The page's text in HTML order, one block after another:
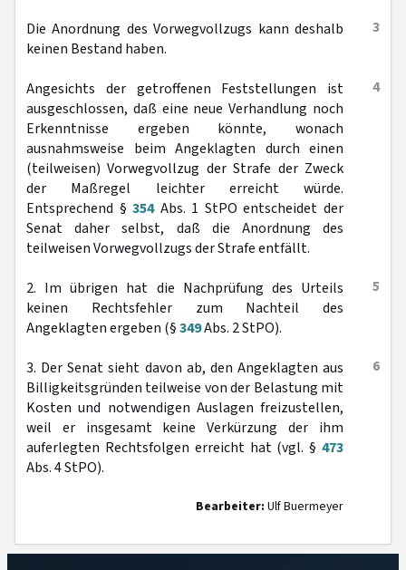
3
Die Anordnung des Vorwegvollzugs kann deshalb
keinen Bestand haben.
4
Angesichts der getroffenen Feststellungen ist
ausgeschlossen, daß eine neue Verhandlung noch
Erkenntnisse ergeben könnte, wonach
ausnahmsweise beim Angeklagten durch einen
(teilweisen) Vorwegvollzug der Strafe der Zweck
der Maßregel leichter erreicht würde.
Entsprechend §354Abs. 1 StPO entscheidet der
Senat daher selbst, daß die Anordnung des
teilweisen Vorwegvollzugs der Strafe entfällt.
5
2. Im übrigen hat die Nachprüfung des Urteils
keinen Rechtsfehler zum Nachteil des
Angeklagten ergeben (§349Abs. 2 StPO).
6
3. Der Senat sieht davon ab, den Angeklagten aus
Billigkeitsgründen teilweise von der Belastung mit
Kosten und notwendigen Auslagen freizustellen,
weil er insgesamt keine Verkürzung der ihm
auferlegten Rechtsfolgen erreicht hat (vgl. § 473
Abs. 4 StPO).
Bearbeiter: Ulf Buermeyer